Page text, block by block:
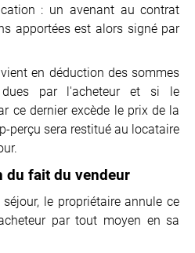
: un avenant au contrat
apportées est alors signé par
en déduction des sommes
dues par l'acheteur et si le
ce dernier excède le prix de la
perçu sera restitué au locataire
du fait du vendeur
le propriétaire annule ce
par tout moyen en sa